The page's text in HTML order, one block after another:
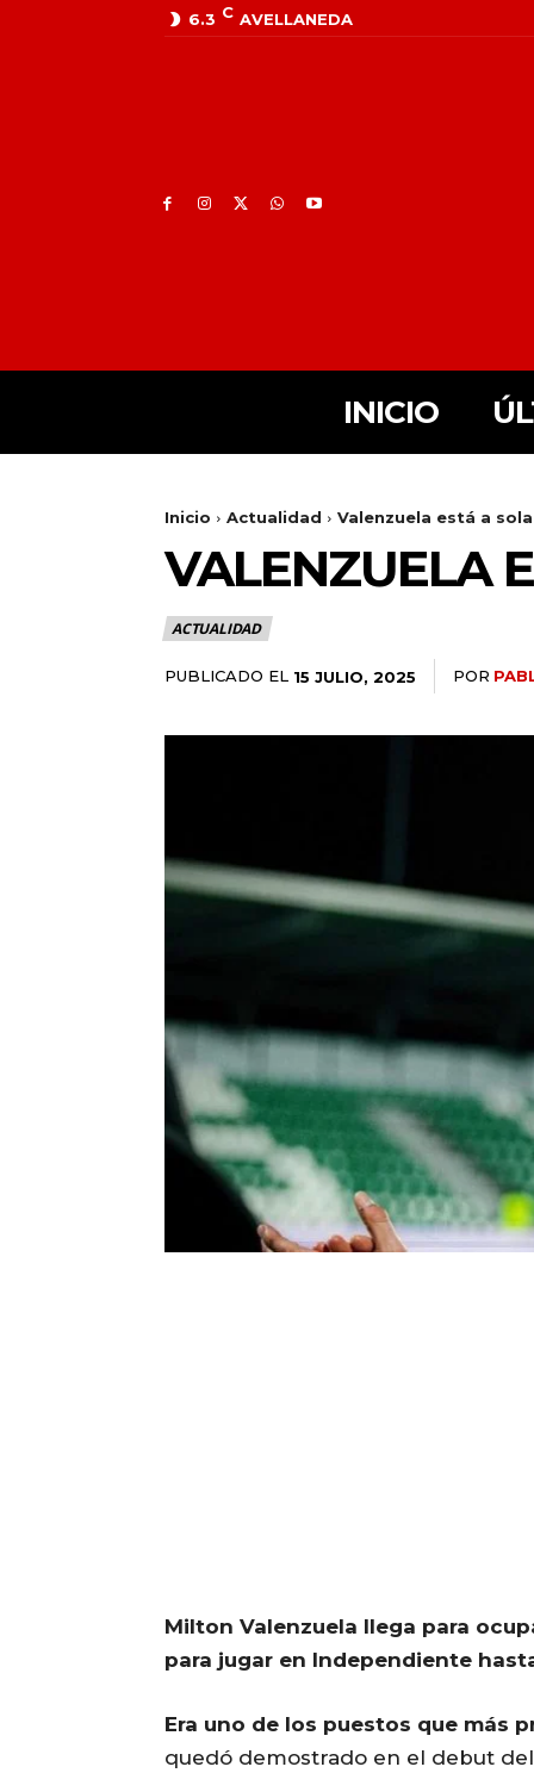
6.3 C AVELLANEDA
INICIO
Inicio Actualidad Valenzuela está a
VALENZUELA
ACTUALIDAD
PUBLICADO EL 15 JULIO, 2025 POR
Milton Valenzuela llega para
para jugar en Independiente
Era uno de los puestos que más
quedó demostrado en el debut